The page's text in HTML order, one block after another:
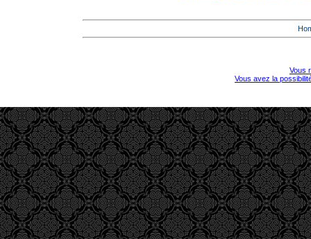
Vous
Vous avez la